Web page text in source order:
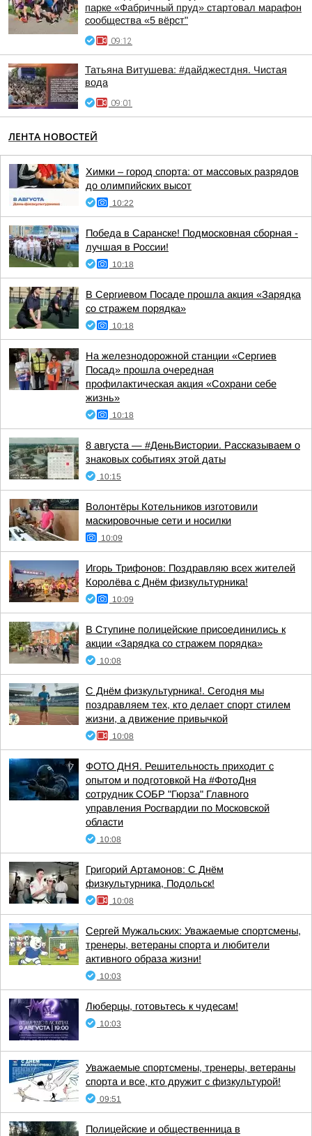
парке «Фабричный пруд» стартовал марафон
сообщества «5 вёрст"
09:12
Татьяна Витушева: #дайджестдня. Чистая
вода
09:01
ЛЕНТА НОВОСТЕЙ
Химки – город спорта: от массовых разрядов
до олимпийских высот
10:22
Победа в Саранске! Подмосковная сборная -
лучшая в России!
10:18
В Сергиевом Посаде прошла акция «Зарядка
со стражем порядка»
10:18
На железнодорожной станции «Сергиев
Посад» прошла очередная
профилактическая акция «Сохрани себе
жизнь»
10:18
8 августа — #ДеньВистории. Рассказываем о
знаковых событиях этой даты
10:15
Волонтёры Котельников изготовили
маскировочные сети и носилки
10:09
Игорь Трифонов: Поздравляю всех жителей
Королёва с Днём физкультурника!
10:09
В Ступине полицейские присоединились к
акции «Зарядка со стражем порядка»
10:08
С Днём физкультурника!. Сегодня мы
поздравляем тех, кто делает спорт стилем
жизни, а движение привычкой
10:08
ФОТО ДНЯ. Решительность приходит с
опытом и подготовкой На #ФотоДня
сотрудник СОБР "Гюрза" Главного
управления Росгвардии по Московской
области
10:08
Григорий Артамонов: С Днём
физкультурника, Подольск!
10:08
Сергей Мужальских: Уважаемые спортсмены,
тренеры, ветераны спорта и любители
активного образа жизни!
10:03
Люберцы, готовьтесь к чудесам!
10:03
Уважаемые спортсмены, тренеры, ветераны
спорта и все, кто дружит с физкультурой!
09:51
Полицейские и общественница в